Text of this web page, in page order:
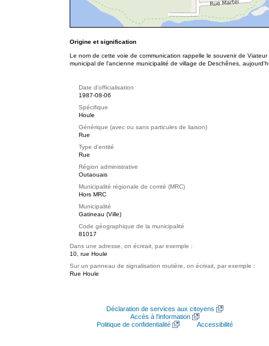
Origine et signification
Le nom de cette voie de communication rappelle le souvenir de
municipal de l'ancienne municipalité de village de Deschênes,
Date d'officialisation
1987-08-06
Spécifique
Houle
Générique (avec ou sans particules de liaison)
Rue
Type d'entité
Rue
Région administrative
Outaouais
Municipalité régionale de comté (MRC)
Hors MRC
Municipalité
Gatineau (Ville)
Code géographique de la municipalité
81017
Dans une adresse, on écrirait, par exemple :
10, rue Houle
Sur un panneau de signalisation routière, on écrirait, par exemple :
Rue Houle
Déclaration de services aux citoyens
Accès à l’information
Politique de confidentialité
Accessibilité